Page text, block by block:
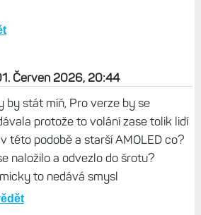
Červen 2026, 20:44
by stát míň, Pro verze by se
protože to volání zase tolik lidí
této podobě a starší AMOLED co?
naložilo a odvezlo do šrotu?
to nedává smysl